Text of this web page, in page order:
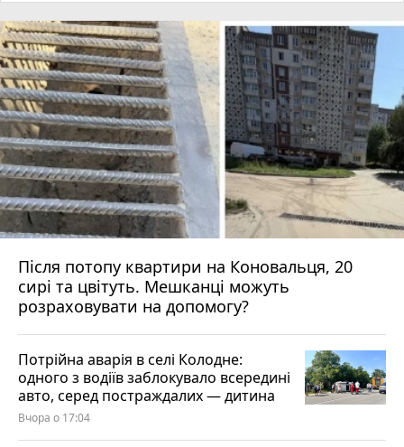
Після потопу квартири на Коновальця, 20
сирі та цвітуть. Мешканці можуть
розраховувати на допомогу?
Потрійна аварія в селі Колодне:
одного з водіїв заблокувало всередині
авто, серед постраждалих — дитина
Вчора о 17:04